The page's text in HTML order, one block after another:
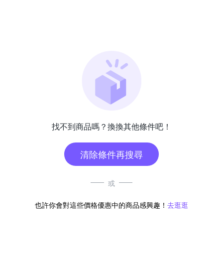
找不到商品嗎？換換其他條件吧！
清除條件再搜尋
或
也許你會對這些價格優惠中的商品感興趣！ 去逛逛